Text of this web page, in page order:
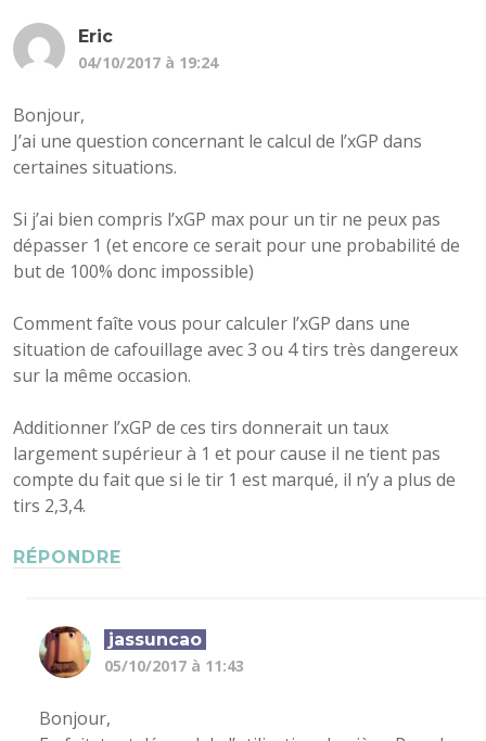
Eric
04/10/2017 à 19:24
Bonjour,
J’ai une question concernant le calcul de l’xGP dans
certaines situations.
Si j’ai bien compris l’xGP max pour un tir ne peux pas
dépasser 1 (et encore ce serait pour une probabilité de
but de 100% donc impossible)
Comment faîte vous pour calculer l’xGP dans une
situation de cafouillage avec 3 ou 4 tirs très dangereux
sur la même occasion.
Additionner l’xGP de ces tirs donnerait un taux
largement supérieur à 1 et pour cause il ne tient pas
compte du fait que si le tir 1 est marqué, il n’y a plus de
tirs 2,3,4.
RÉPONDRE
jassuncao
05/10/2017 à 11:43
Bonjour,